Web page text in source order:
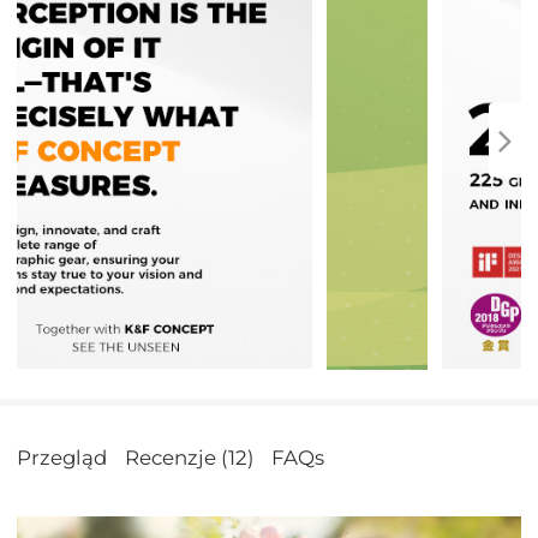
Przegląd Recenzje (12) FAQs